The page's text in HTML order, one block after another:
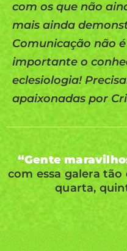
com os que não
mais ainda
Comunicação não
importante o
eclesiologia!
apaixonadas por
“Gente
com essa galera tão
quarta,